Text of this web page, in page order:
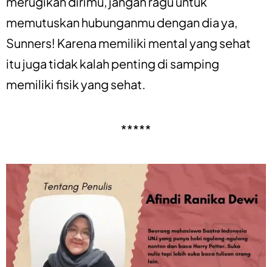
memutuskan hubunganmu dengan dia ya,
Sunners! Karena memiliki mental yang sehat
itu juga tidak kalah penting di samping
memiliki fisik yang sehat.
*****